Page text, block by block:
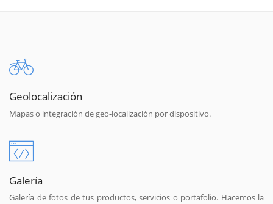
Geolocalización
Mapas o integración de geo-localización por dispositivo.
Galería
Galería de fotos de tus productos, servicios o portafolio. Hacemos la